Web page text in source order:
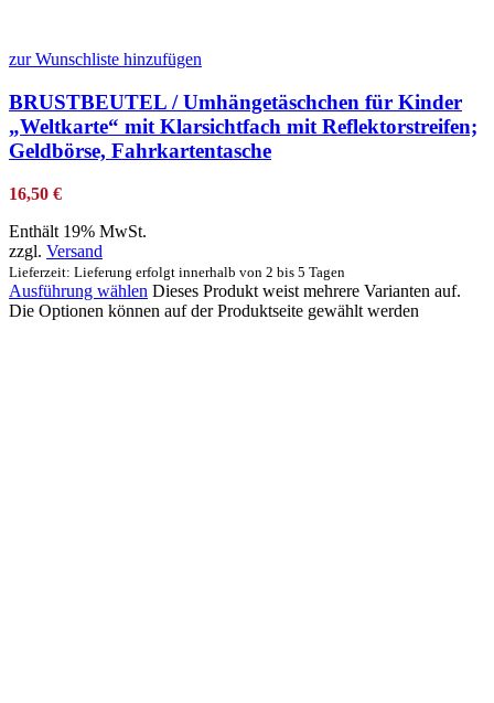
zur Wunschliste hinzufügen
BRUSTBEUTEL / Umhängetäschchen für Kinder
„Weltkarte“ mit Klarsichtfach mit Reflektorstreifen;
Geldbörse, Fahrkartentasche
16,50 €
Enthält 19% MwSt.
zzgl. Versand
Lieferzeit: Lieferung erfolgt innerhalb von 2 bis 5 Tagen
Ausführung wählen Dieses Produkt weist mehrere Varianten auf.
Die Optionen können auf der Produktseite gewählt werden